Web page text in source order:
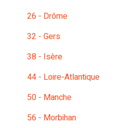
26 - Drôme
32 - Gers
38 - Isère
44 - Loire-Atlantique
50 - Manche
56 - Morbihan